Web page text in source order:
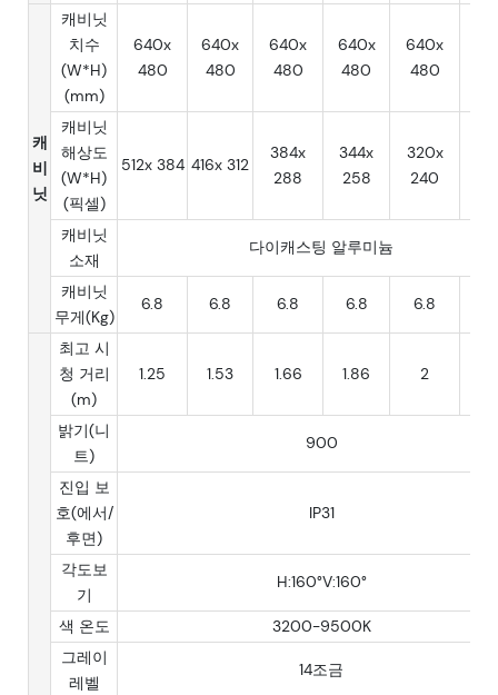
캐
비
닛
캐비닛
치수
(W*H)
(mm)
640x
480
640x
480
640x
480
640x
480
640x
480
캐비닛
해상도
(W*H)
(픽셀)
512x 384 416x 312
384x
288
344x
258
320x
240
캐비닛
소재
다이캐스팅 알루미늄
캐비닛
무게(Kg)
6.8 6.8 6.8 6.8 6.8
최고 시
청 거리
(m)
1.25 1.53 1.66 1.86 2
밝기(니
트)
900
진입 보
호(에서/
후면)
IP31
각도보
기
H:160°V:160°
색 온도
3200-9500K
그레이
레벨
14조금